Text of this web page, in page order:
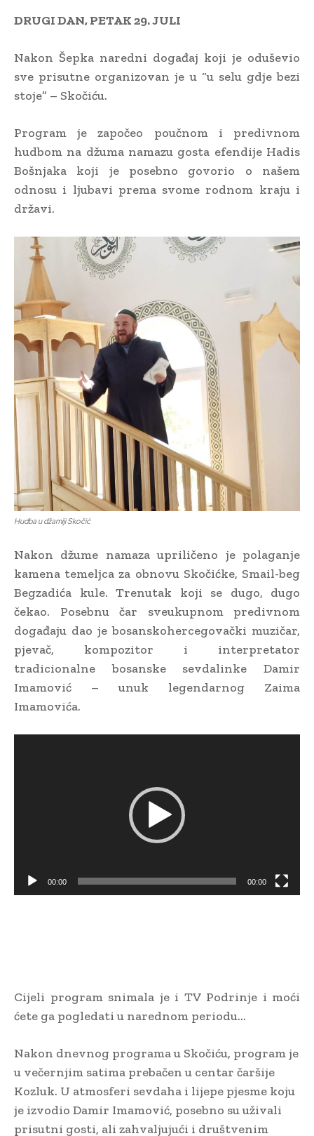
DRUGI DAN, PETAK 29. JULI
Nakon Šepka naredni događaj koji je oduševio
sve prisutne organizovan je u “u selu gdje bezi
stoje” – Skočiću.
Program je započeo poučnom i predivnom
hudbom na džuma namazu gosta efendije Hadis
Bošnjaka koji je posebno govorio o našem
odnosu i ljubavi prema svome rodnom kraju i
državi.
Hudba u džamiji Skočić
Nakon džume namaza upriličeno je polaganje
kamena temeljca za obnovu Skočićke, Smail-beg
Begzadića kule. Trenutak koji se dugo, dugo
čekao. Posebnu čar sveukupnom predivnom
događaju dao je bosanskohercegovački muzičar,
pjevač, kompozitor i interpretator
tradicionalne bosanske sevdalinke Damir
Imamović – unuk legendarnog Zaima
Imamovića.
y
00:00 00:00
Cijeli program snimala je i TV Podrinje i moći
ćete ga pogledati u narednom periodu…
Nakon dnevnog programa u Skočiću, program je
u večernjim satima prebačen u centar čaršije
Kozluk. U atmosferi sevdaha i lijepe pjesme koju
je izvodio Damir Imamović, posebno su uživali
prisutni gosti, ali zahvaljujući i društvenim